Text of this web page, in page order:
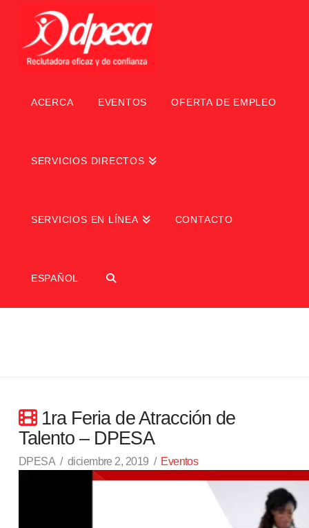
ACERCA EVENTOS OFERTA DE EMPLEO
SERVICIOS DIRECTOS
SERVICIOS EN LÍNEA CONTACTO
ESPAÑOL
1ra Feria de Atracción de
Talento – DPESA
DPESA diciembre 2, 2019 Eventos